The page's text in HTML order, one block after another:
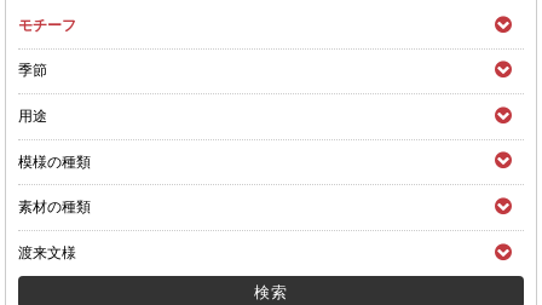
モチーフ
季節
用途
模様の種類
素材の種類
渡来文様